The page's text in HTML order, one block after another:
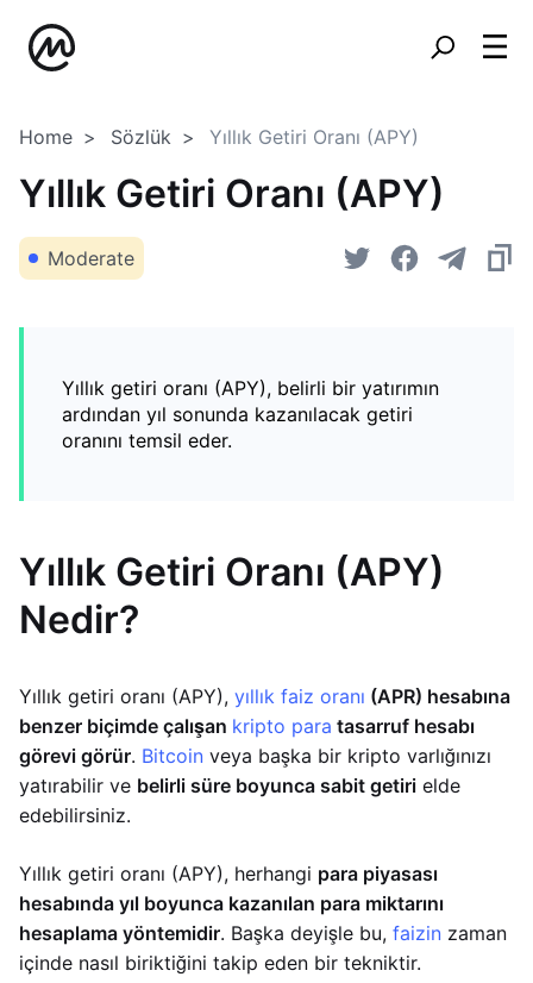
Home Sözlük Yıllık Getiri Oranı (APY)
Yıllık Getiri Oranı (APY)
Moderate
Yıllık getiri oranı (APY), belirli bir yatırımın
ardından yıl sonunda kazanılacak getiri
oranını temsil eder.
Yıllık Getiri Oranı (APY)
Nedir?
Yıllık getiri oranı (APY), yıllık faiz oranı (APR) hesabına
benzer biçimde çalışan kripto para tasarruf hesabı
görevi görür. Bitcoin veya başka bir kripto varlığınızı
yatırabilir ve belirli süre boyunca sabit getiri elde
edebilirsiniz.
Yıllık getiri oranı (APY), herhangi para piyasası
hesabında yıl boyunca kazanılan para miktarını
hesaplama yöntemidir. Başka deyişle bu, faizin zaman
içinde nasıl biriktiğini takip eden bir tekniktir.